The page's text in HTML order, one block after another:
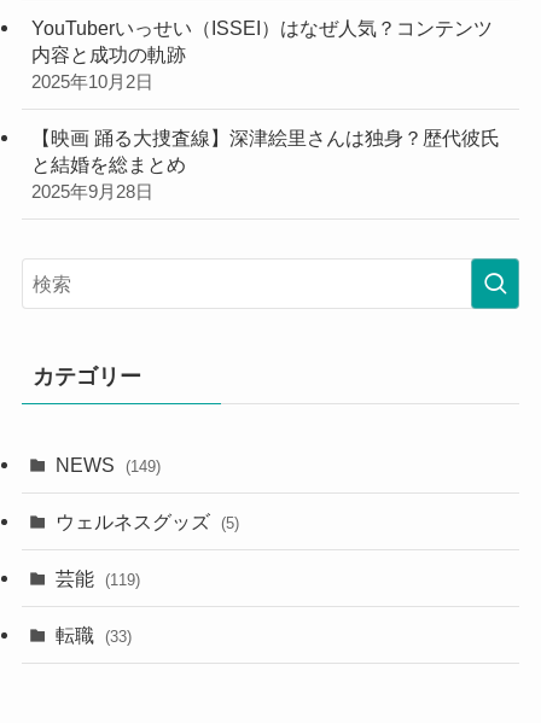
YouTuberいっせい（ISSEI）はなぜ人気？コンテンツ
内容と成功の軌跡
2025年10月2日
【映画 踊る大捜査線】深津絵里さんは独身？歴代彼氏
と結婚を総まとめ
2025年9月28日
カテゴリー
NEWS (149)
ウェルネスグッズ (5)
芸能 (119)
転職 (33)